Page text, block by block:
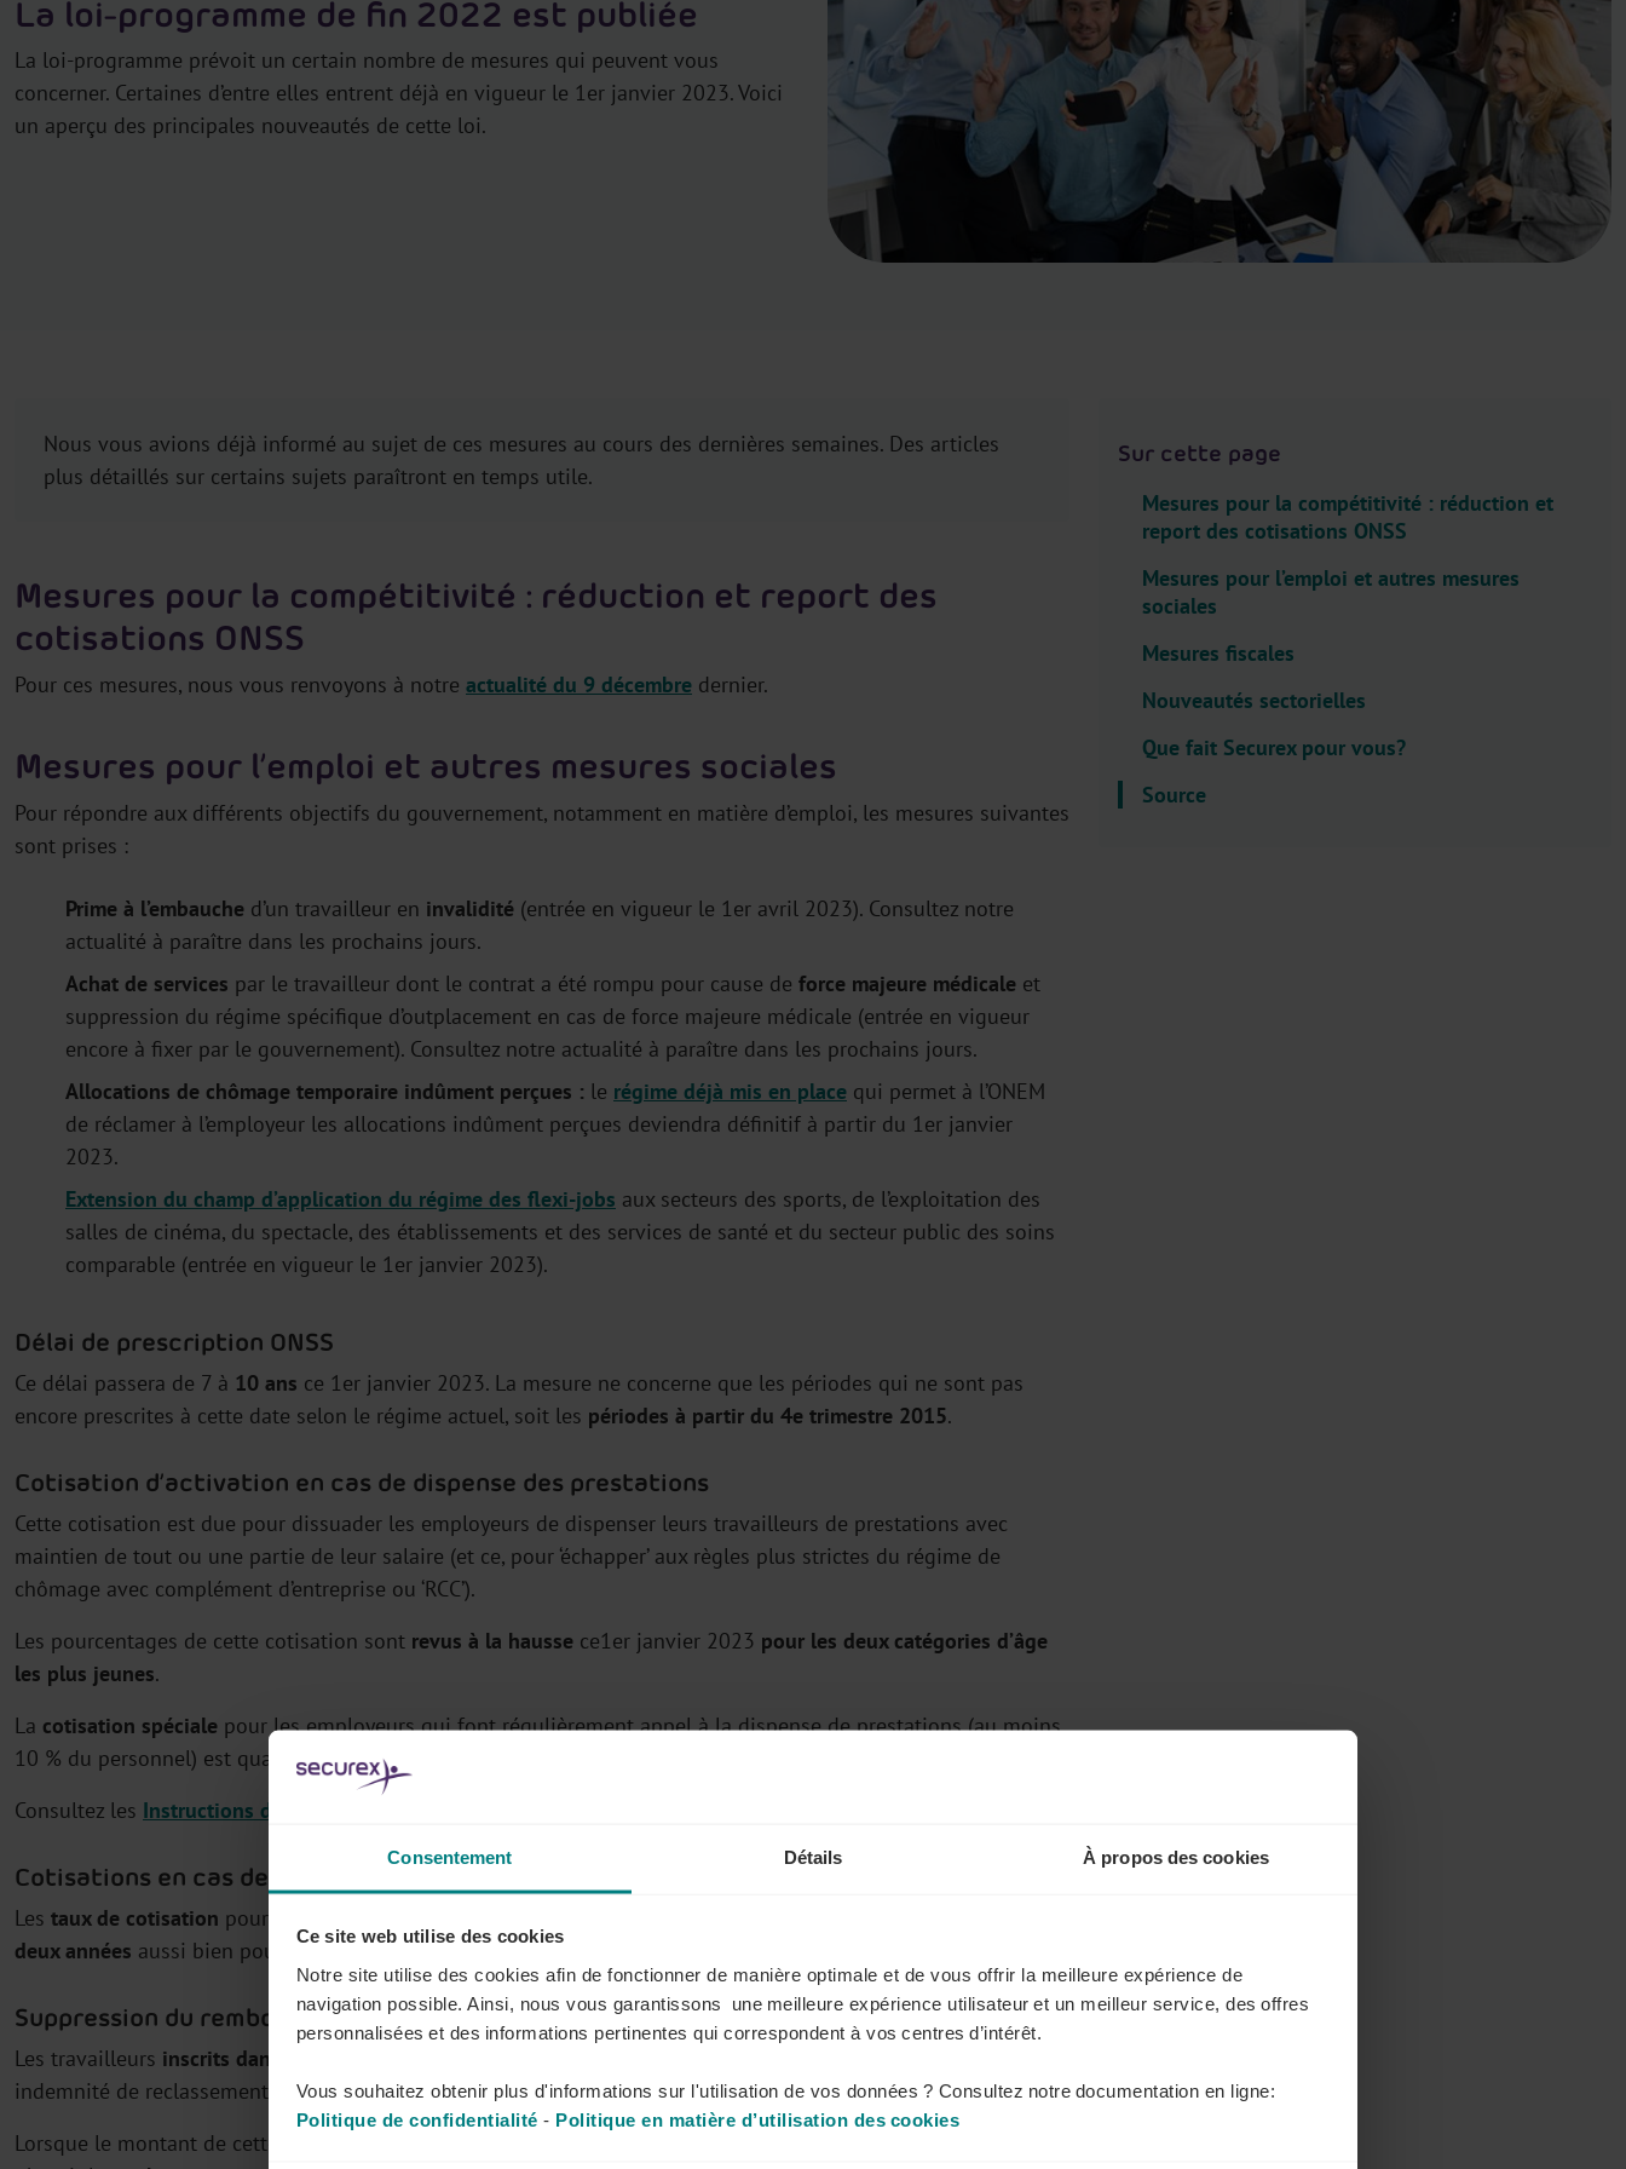
Consentement Détails À propos des cookies
Ce site web utilise des cookies
Notre site utilise des cookies afin de fonctionner de manière optimale et de vous offrir la meilleure expérience de
navigation possible. Ainsi, nous vous garantissons une meilleure expérience utilisateur et un meilleur service, des offres
personnalisées et des informations pertinentes qui correspondent à vos centres d’intérêt.
Vous souhaitez obtenir plus d'informations sur l'utilisation de vos données ? Consultez notre documentation en ligne:
Politique de confidentialité - Politique en matière d’utilisation des cookies
.
a
.
La loi-programme de fin 2022 est publiée
La loi-programme prévoit un certain nombre de mesures qui peuvent vous
concerner. Certaines d’entre elles entrent déjà en vigueur le 1er janvier 2023. Voici
un aperçu des principales nouveautés de cette loi.
Nous vous avions déjà informé au sujet de ces mesures au cours des dernières semaines. Des articles
plus détaillés sur certains sujets paraîtront en temps utile.
Mesures pour la compétitivité : réduction et report des
cotisations ONSS
Pour ces mesures, nous vous renvoyons à notre actualité du 9 décembre dernier.
Mesures pour l’emploi et autres mesures sociales
Pour répondre aux différents objectifs du gouvernement, notamment en matière d’emploi, les mesures suivantes
sont prises :
Prime à l’embauche d’un travailleur en invalidité (entrée en vigueur le 1er avril 2023). Consultez notre
actualité à paraître dans les prochains jours.
Achat de services par le travailleur dont le contrat a été rompu pour cause de force majeure médicale et
suppression du régime spécifique d’outplacement en cas de force majeure médicale (entrée en vigueur
encore à fixer par le gouvernement). Consultez notre actualité à paraître dans les prochains jours.
Allocations de chômage temporaire indûment perçues : le régime déjà mis en place qui permet à l’ONEM
de réclamer à l’employeur les allocations indûment perçues deviendra définitif à partir du 1er janvier
2023.
Extension du champ d’application du régime des flexi-jobs aux secteurs des sports, de l’exploitation des
salles de cinéma, du spectacle, des établissements et des services de santé et du secteur public des soins
comparable (entrée en vigueur le 1er janvier 2023).
Délai de prescription ONSS
Ce délai passera de 7 à 10 ans ce 1er janvier 2023. La mesure ne concerne que les périodes qui ne sont pas
encore prescrites à cette date selon le régime actuel, soit les périodes à partir du 4e trimestre 2015.
Cotisation d’activation en cas de dispense des prestations
Cette cotisation est due pour dissuader les employeurs de dispenser leurs travailleurs de prestations avec
maintien de tout ou une partie de leur salaire (et ce, pour ‘échapper’ aux règles plus strictes du régime de
chômage avec complément d’entreprise ou ‘RCC’).
Les pourcentages de cette cotisation sont revus à la hausse ce1er janvier 2023 pour les deux catégories d’âge
les plus jeunes.
La cotisation spéciale pour les employeurs qui font régulièrement appel à la dispense de prestations (au moins
10 % du personnel) est quant à elleaugmentée de 25 %
Consultez les Instructions de l’ONSS
Cotisations en cas de RCC
Les taux de cotisation pour le recours au chômage avec complément d’entreprise
deux années aussi bien pour les nouvelles entrées que pour les travailleurs déjà présents dans le système.
Suppression du remboursement de l’indemnité de reclassement
Les travailleurs inscrits dans une cellule pour l’emploi
indemnité de reclassement dont le montant varie en fonction de leur âge.
Lorsque le montant de cette indemnité est supérieur au montant de l’indemnité de préavis, l’employeur peut
Sur cette page
Mesures pour la compétitivité : réduction et
report des cotisations ONSS
Mesures pour l’emploi et autres mesures
sociales
Mesures fiscales
Nouveautés sectorielles
Que fait Securex pour vous?
Source